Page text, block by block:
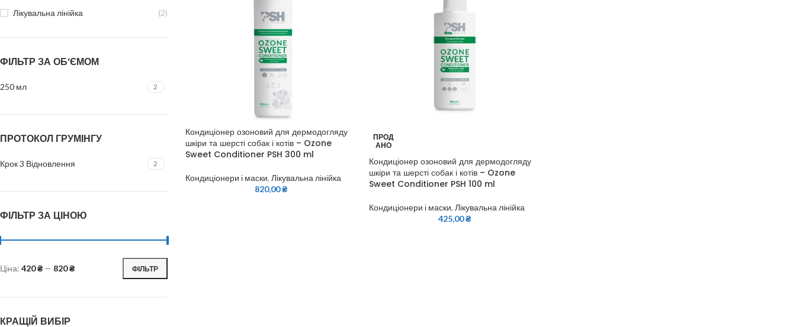
Лікувальна лінійка (2)
ФІЛЬТР ЗА ОБ’ЄМОМ
250 мл 2
ПРОТОКОЛ ГРУМІНГУ
Крок 3 Відновлення 2
ФІЛЬТР ЗА ЦІНОЮ
ФІЛЬТР
Ціна: 420 ₴ — 820 ₴
КРАЩІЙ ВИБІР
Кондиціонер озоновий для дермодогляду
шкіри та шерсті собак і котів – Ozone
Sweet Conditioner PSH 300 ml
Кондиціонери і маски, Лікувальна лінійка
820,00₴
ПРОД
АНО
Кондиціонер озоновий для дермодогляду
шкіри та шерсті собак і котів – Ozone
Sweet Conditioner PSH 100 ml
Кондиціонери і маски, Лікувальна лінійка
425,00₴